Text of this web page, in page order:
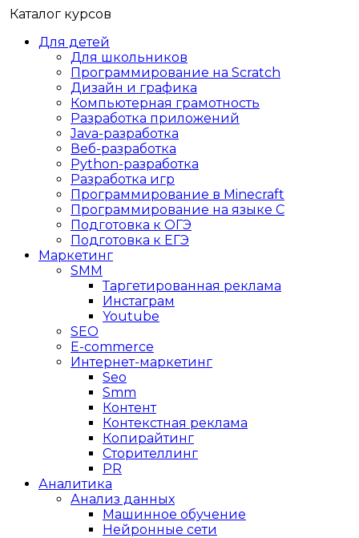
Каталог курсов
Для детей
Для школьников
Программирование на Scratch
Дизайн и графика
Компьютерная грамотность
Разработка приложений
Java-разработка
Веб-разработка
Python-разработка
Разработка игр
Программирование в Minecraft
Программирование на языке C
Подготовка к ОГЭ
Подготовка к ЕГЭ
Маркетинг
SMM
Таргетированная реклама
Инстаграм
Youtube
SEO
E-сommerce
Интернет-маркетинг
Seo
Smm
Контент
Контекстная реклама
Копирайтинг
Сторителлинг
PR
Аналитика
Анализ данных
Машинное обучение
Нейронные сети